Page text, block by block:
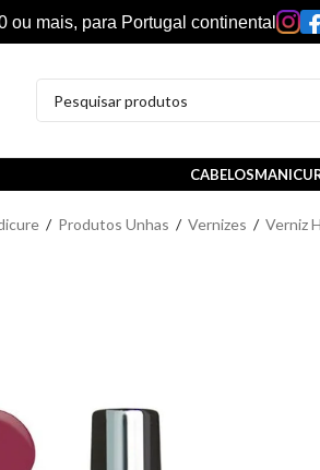
ou mais, para Portugal continental
CABELOS
/ Produtos Unhas / Vernizes / Verniz